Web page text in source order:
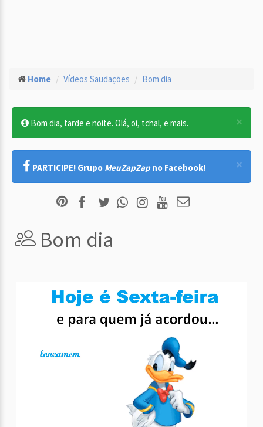
Home Vídeos Saudações Bom dia
×
Bom dia, tarde e noite. Olá, oi, tchal, e mais.
×
PARTICIPE! Grupo MeuZapZap no Facebook!
Bom dia